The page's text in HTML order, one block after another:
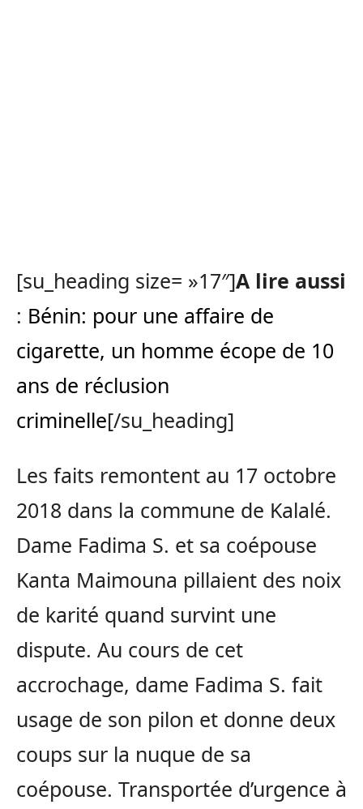
[su_heading size= »17″]A lire aussi
: Bénin: pour une affaire de
cigarette, un homme écope de 10
ans de réclusion
criminelle[/su_heading]
Les faits remontent au 17 octobre
2018 dans la commune de Kalalé.
Dame Fadima S. et sa coépouse
Kanta Maimouna pillaient des noix
de karité quand survint une
dispute. Au cours de cet
accrochage, dame Fadima S. fait
usage de son pilon et donne deux
coups sur la nuque de sa
coépouse. Transportée d’urgence à